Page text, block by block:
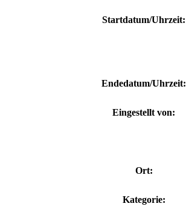
Startdatum/Uhrzeit:
Endedatum/Uhrzeit:
Eingestellt von:
Ort:
Kategorie: